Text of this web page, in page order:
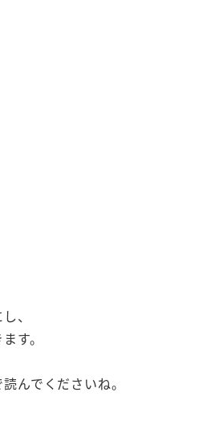
、
す。
んでくださいね。